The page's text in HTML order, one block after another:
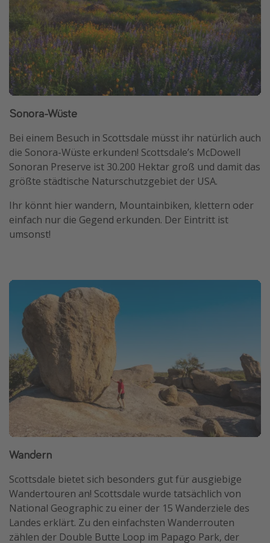
Sonora-Wüste
Bei einem Besuch in Scottsdale müsst ihr natürlich auch
die Sonora-Wüste erkunden! Scottsdale’s McDowell
Sonoran Preserve ist 30.200 Hektar groß und damit das
größte städtische Naturschutzgebiet der USA.
Ihr könnt hier wandern, Mountainbiken, klettern oder
einfach nur die Gegend erkunden. Der Eintritt ist
umsonst!
Wandern
Scottsdale bietet sich besonders gut für ausgiebige
Wandertouren an! Scottsdale wurde tatsächlich von
National Geographic zu einer der 15 Wanderziele des
Landes erklärt. Zu den einfachsten Wanderrouten
zählen der Double Butte Loop im Papago Park, der